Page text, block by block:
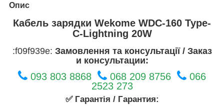
Опис
Кабель зарядки Wekome WDC-160 Type-
C-Lightning 20W
:f09f939e: Замовлення та консультації / Заказ
и консультации:
093 803 8868 068 209 8756
066
2523 273
✅ Гарантія / Гарантия: